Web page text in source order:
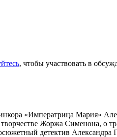
, чтобы участвовать в
«Императрица Мария»
Жоржа Сименона, о
детектив Александра